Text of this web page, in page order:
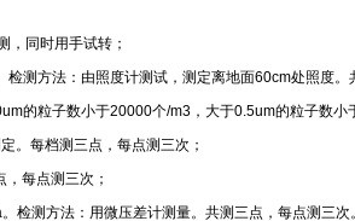
，同时用手试转；
测方法：由照度计测试，测定离地面60cm处照度。
的粒子数小于20000个/m3，大于0.5um的粒子数
。每档测三点，每点测三次；
每点测三次；
检测方法：用微压差计测量。共测三点，每点测三次